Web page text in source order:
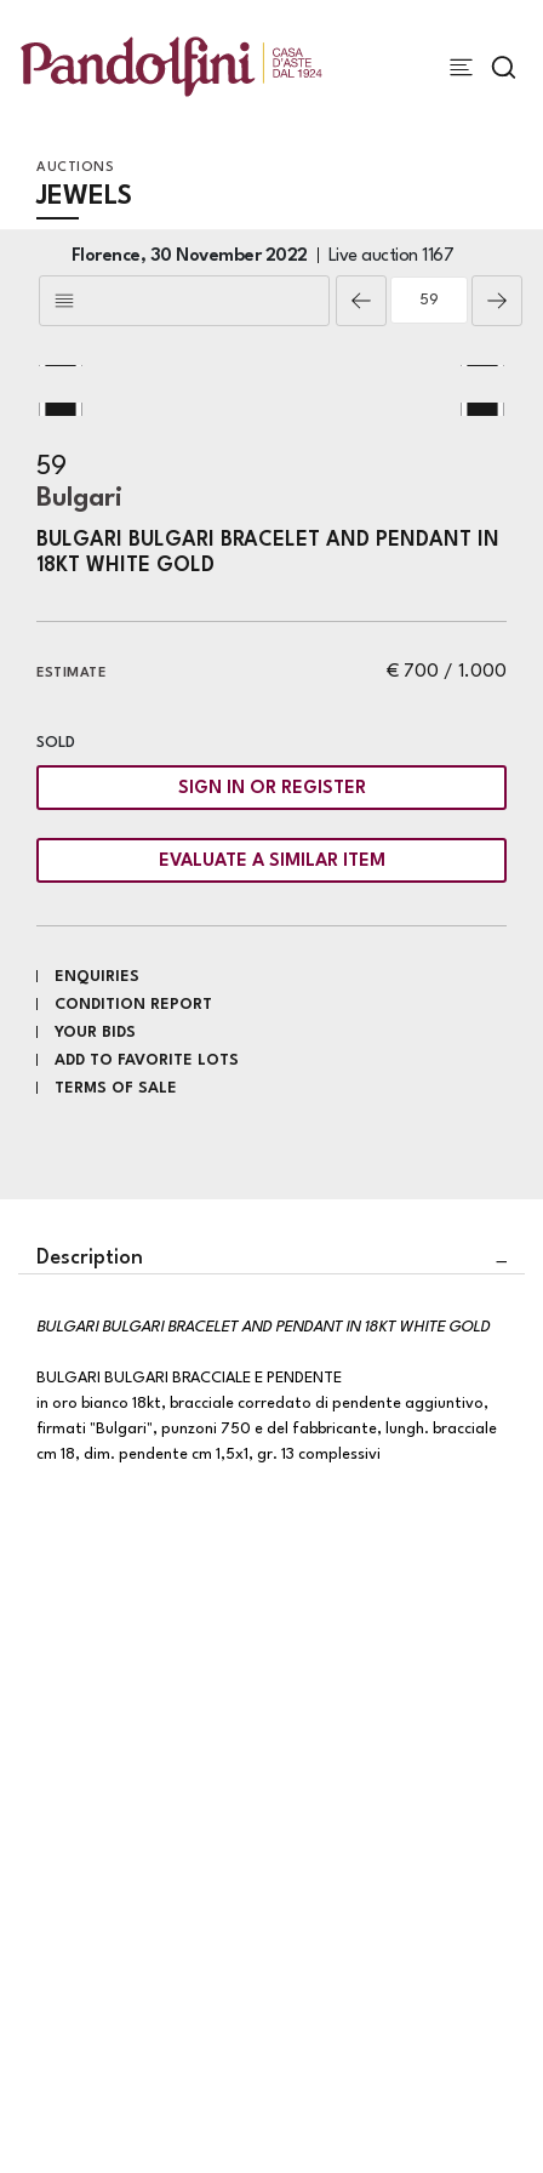
AUCTIONS
JEWELS
Florence, 30 November 2022 Live auction1167
59
Bulgari
BULGARI BULGARI BRACELET AND PENDANT IN
18KT WHITE GOLD
€ 700 / 1.000
ESTIMATE
SOLD
SIGN IN OR REGISTER
EVALUATE A SIMILAR ITEM
ENQUIRIES
CONDITION REPORT
YOUR BIDS
ADD TO FAVORITE LOTS
TERMS OF SALE
Description
BULGARI BULGARI BRACELET AND PENDANT IN 18KT WHITE GOLD
BULGARI BULGARI BRACCIALE E PENDENTE
in oro bianco 18kt, bracciale corredato di pendente aggiuntivo,
firmati "Bulgari", punzoni 750 e del fabbricante, lungh. bracciale
cm 18, dim. pendente cm 1,5x1, gr. 13 complessivi